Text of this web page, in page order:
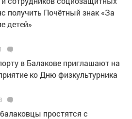
получить Почётный знак «За
детей»
в Балакове приглашают на
ко Дню физкультурника
простятся с